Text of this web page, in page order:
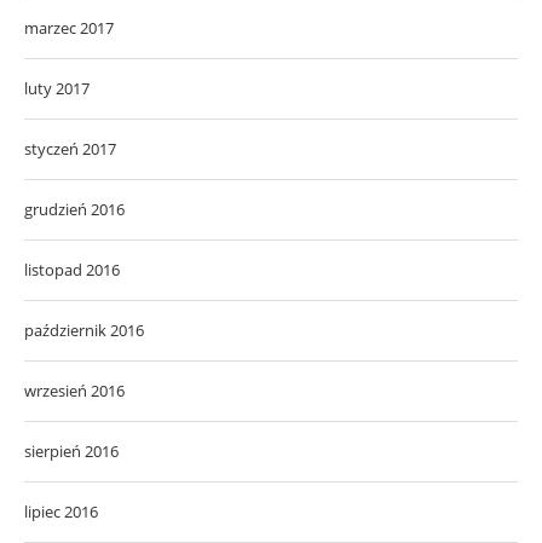
marzec 2017
luty 2017
styczeń 2017
grudzień 2016
listopad 2016
październik 2016
wrzesień 2016
sierpień 2016
lipiec 2016